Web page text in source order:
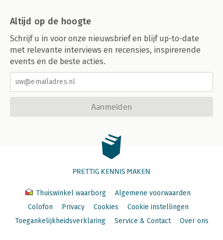
Altijd op de hoogte
Schrijf u in voor onze nieuwsbrief en blijf up-to-date
met relevante interviews en recensies, inspirerende
events en de beste acties.
Aanmelden
PRETTIG KENNIS MAKEN
Thuiswinkel waarborg
Algemene voorwaarden
Colofon
Privacy Cookies
Cookie instellingen
Toegankelijkheidsverklaring
Service & Contact Over ons